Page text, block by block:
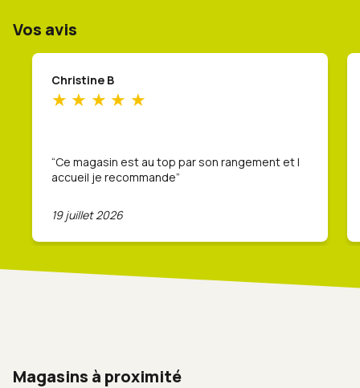
Vos avis
Christine B
Ce magasin est au top par son rangement et l
accueil je recommande
19 juillet 2026
Magasins à proximité